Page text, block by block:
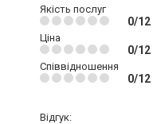
Якість послуг
0/12
Ціна
0/12
Співвідношення
0/12
Відгук: